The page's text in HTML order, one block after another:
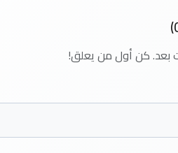
بعد. كن أول من يعلق!